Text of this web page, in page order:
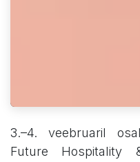
3.–4. veebruaril
Future Hospitality